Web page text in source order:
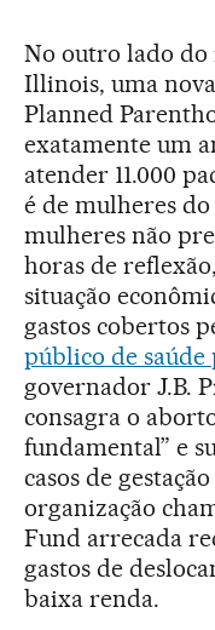
No outro lado
Illinois, uma
Planned
exatamente um
atender 11.000
é de mulheres
mulheres não
horas de
situação
gastos cobertos
público de saúde
governador J.B.
consagra o
fundamental” e
casos de
organização
Fund arrecada
gastos de
baixa renda.